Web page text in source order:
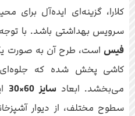
کلارا، گزینه‌ای ایده‌آل
سرویس بهداشتی باشد. با
فیس است، طرح آن به صورت
کاشی پخش شده که
می‌بخشد. ابعاد سایز 60×30
سطوح مختلف، از دیوار